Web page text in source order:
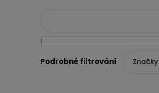
n
p
149Kč Značky